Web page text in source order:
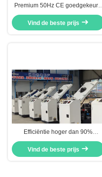
Premium 50Hz CE goedgekeurd
laag lawaai stil aardgas BHKW
Cogen CHP-eenheid 50kw 60kva
Vind de beste prijs
Efficiëntie hoger dan 90%
watergekoelde micro CHP-type
voor alternatorkoeling
Vind de beste prijs